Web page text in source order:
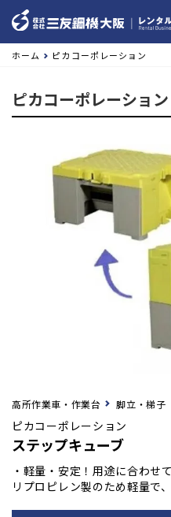
ホーム ピカコーポレーション
ピカコーポレーション
高所作業車・作業台 脚立・梯子
ピカコーポレーション
ステップキューブ
・軽量・安定！用途に合わせ
リプロピレン製のため軽量で